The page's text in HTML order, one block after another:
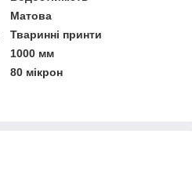
Матова
Тваринні принти
1000 мм
80 мікрон